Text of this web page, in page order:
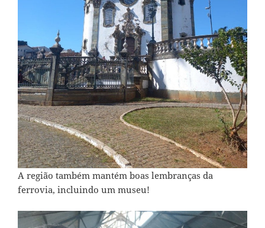
A região também mantém boas lembranças da
ferrovia, incluindo um museu!